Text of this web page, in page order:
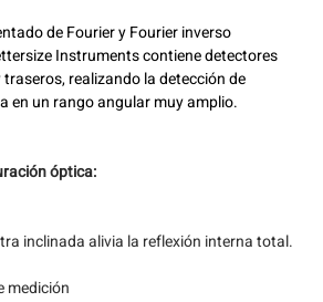
de Fourier y Fourier inverso
Instruments contiene detectores
realizando la detección de
en un rango angular muy amplio.
óptica:
inclinada alivia la reflexión interna total.
medición